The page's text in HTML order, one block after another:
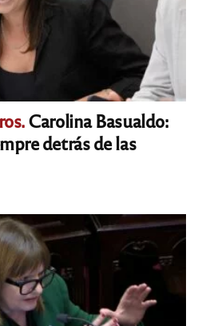
Carolina Basualdo:
detrás de las